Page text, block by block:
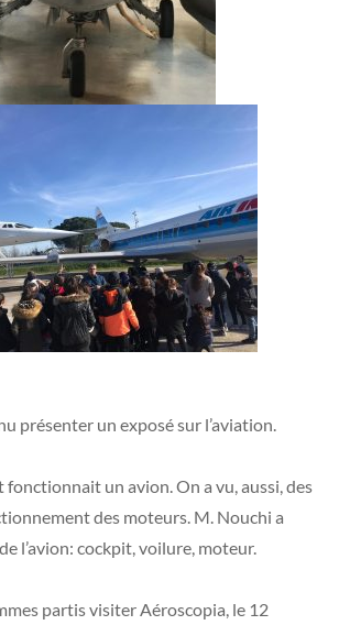
présenter un exposé sur l’aviation.
fonctionnait un avion. On a vu, aussi, des
des moteurs. M. Nouchi a
l’avion: cockpit, voilure, moteur.
partis visiter Aéroscopia, le 12